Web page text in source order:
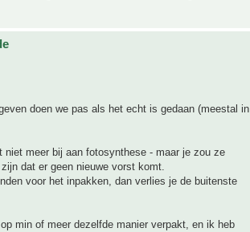
doen we pas als het echt is gedaan (meestal in
meer bij aan fotosynthese - maar je zou ze
dat er geen nieuwe vorst komt.
voor het inpakken, dan verlies je de buitenste
min of meer dezelfde manier verpakt, en ik heb